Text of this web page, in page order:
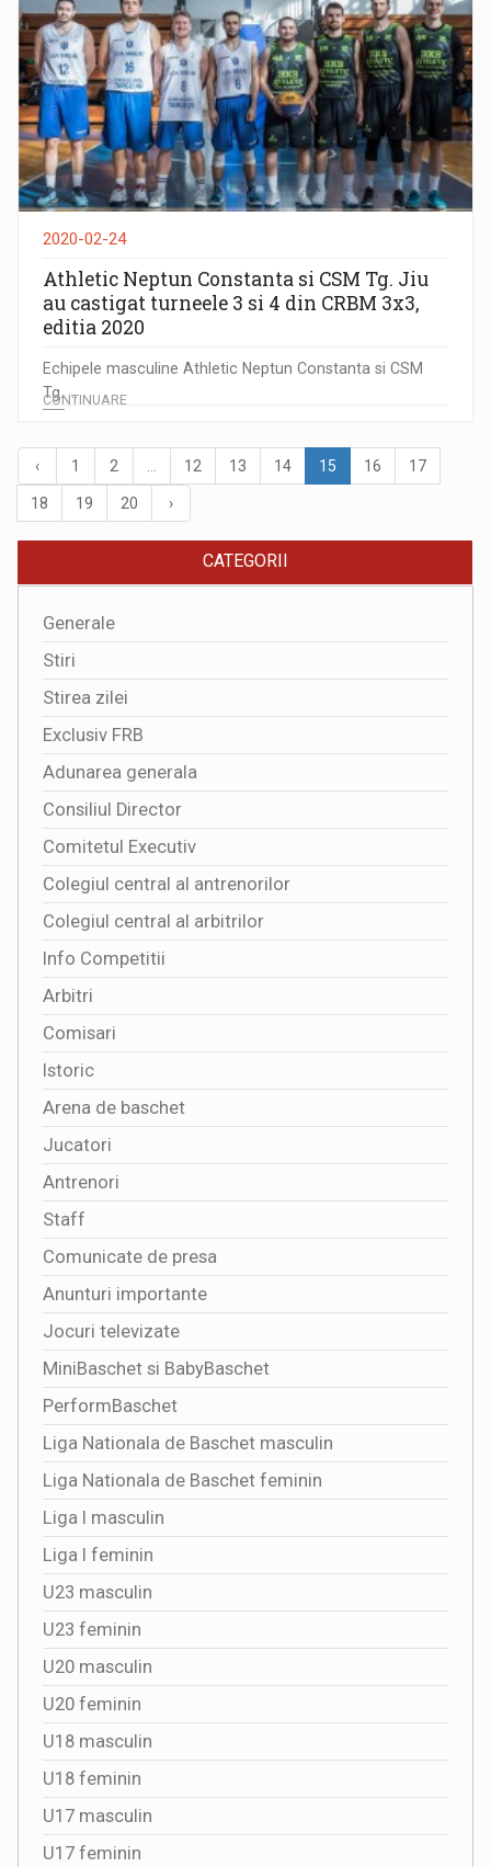
2020-02-24
Athletic Neptun Constanta si CSM Tg. Jiu
au castigat turneele 3 si 4 din CRBM 3x3,
editia 2020
Echipele masculine Athletic Neptun Constanta si CSM
Tg. ...
CONTINUARE
‹ 1 2 12 13 14 15 16 17
18 19 20 ›
CATEGORII
Generale
Stiri
Stirea zilei
Exclusiv FRB
Adunarea generala
Consiliul Director
Comitetul Executiv
Colegiul central al antrenorilor
Colegiul central al arbitrilor
Info Competitii
Arbitri
Comisari
Istoric
Arena de baschet
Jucatori
Antrenori
Staff
Comunicate de presa
Anunturi importante
Jocuri televizate
MiniBaschet si BabyBaschet
PerformBaschet
Liga Nationala de Baschet masculin
Liga Nationala de Baschet feminin
Liga I masculin
Liga I feminin
U23 masculin
U23 feminin
U20 masculin
U20 feminin
U18 masculin
U18 feminin
U17 masculin
U17 feminin